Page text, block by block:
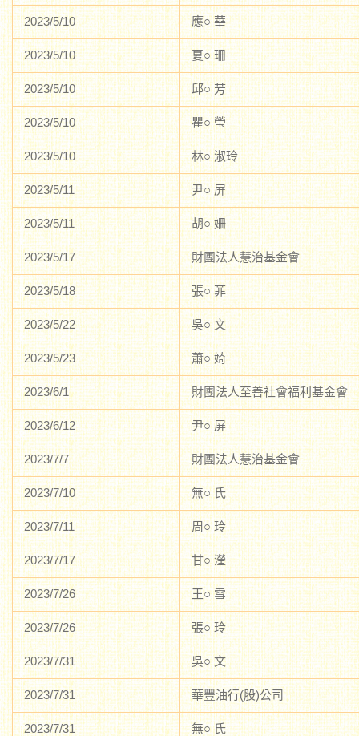
2023/5/10 應○ 華
2023/5/10 夏○ 珊
2023/5/10 邱○ 芳
2023/5/10 瞿○ 瑩
2023/5/10 林○ 淑玲
2023/5/11 尹○ 屏
2023/5/11 胡○ 姍
2023/5/17 財團法人慧治基金會
2023/5/18 張○ 菲
2023/5/22 吳○ 文
2023/5/23 蕭○ 婍
2023/6/1 財團法人至善社會福利基金會
2023/6/12 尹○ 屏
2023/7/7 財團法人慧治基金會
2023/7/10 無○ 氏
2023/7/11 周○ 玲
2023/7/17 甘○ 瀅
2023/7/26 王○ 雪
2023/7/26 張○ 玲
2023/7/31 吳○ 文
2023/7/31 華豐油行(股)公司
2023/7/31 無○ 氏